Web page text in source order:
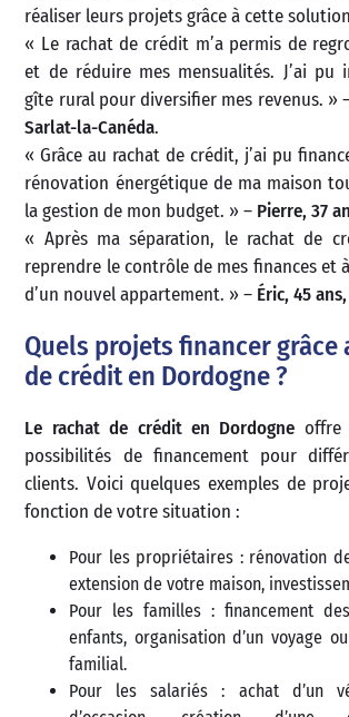
réaliser leurs projets grâce à cette
« Le rachat de crédit m’a permis de
et de réduire mes mensualités. J’ai pu
gîte rural pour diversifier mes revenus. »
Sarlat-la-Canéda.
« Grâce au rachat de crédit, j’ai pu
rénovation énergétique de ma maison
la gestion de mon budget. » – Pierre, 37
« Après ma séparation, le rachat de
reprendre le contrôle de mes finances et
d’un nouvel appartement. » – Éric, 45
Quels projets financer grâce
de crédit en Dordogne ?
Le rachat de crédit en Dordogne offre
possibilités de financement pour
clients. Voici quelques exemples de
fonction de votre situation :
Pour les propriétaires : rénovation
extension de votre maison,
Pour les familles : financement
enfants, organisation d’un voyage
familial.
Pour les salariés : achat d’un